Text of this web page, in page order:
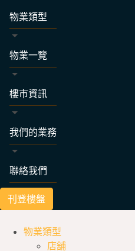
物業類型
物業一覽
樓市資訊
我們的業務
聯絡我們
刊登樓盤
物業類型
店舖